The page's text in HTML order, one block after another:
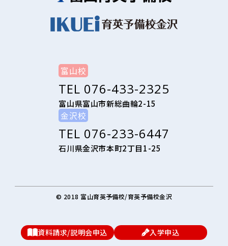
資料請求/説明会申込 入学申込
富山校
TEL 076-433-2325
富山県富山市新総曲輪2-15
金沢校
TEL 076-233-6447
石川県金沢市本町2丁目1-25
© 2018 富山育英予備校/育英予備校金沢